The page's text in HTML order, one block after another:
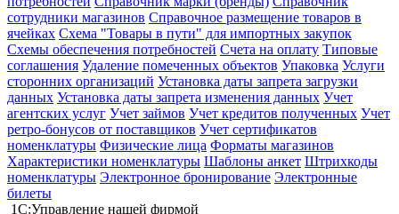
сотрудники магазинов Справочное размещение товаров в
ячейках Схема "Товары в пути" для импортных закупок
Схемы обеспечения потребностей Счета на оплату Типовые
соглашения Удаление помеченных объектов Упаковка Услуги
сторонних организаций Установка даты запрета загрузки
данных Установка даты запрета изменения данных Учет
агентских услуг Учет займов Учет кредитов полученных Учет
ретро-бонусов от поставщиков Учет сертификатов
номенклатуры Физические лица Форматы магазинов
Характеристики номенклатуры Шаблоны анкет Штрихкоды
номенклатуры Электронное бронирование Электронные
билеты
1С:Управление нашей фирмой